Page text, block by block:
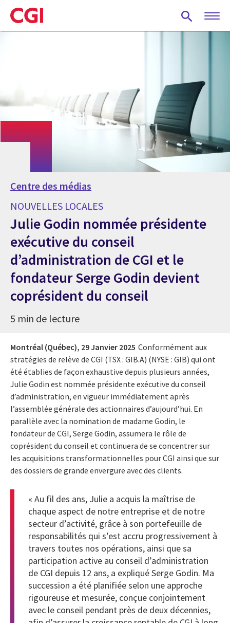
Skip
to
main
Centre des médias
NOUVELLES LOCALES
Julie Godin nommée présidente
exécutive du conseil
d’administration de CGI et le
fondateur Serge Godin devient
coprésident du conseil
5 min de lecture
Montréal (Québec), 29 Janvier 2025 Conformément aux
stratégies de relève de CGI (TSX : GIB.A) (NYSE : GIB) qui ont
été établies de façon exhaustive depuis plusieurs années,
Julie Godin est nommée présidente exécutive du conseil
d’administration, en vigueur immédiatement après
l’assemblée générale des actionnaires d’aujourd’hui. En
parallèle avec la nomination de madame Godin, le
fondateur de CGI, Serge Godin, assumera le rôle de
coprésident du conseil et continuera de se concentrer sur
les acquisitions transformationnelles pour CGI ainsi que sur
des dossiers de grande envergure avec des clients.
« Au fil des ans, Julie a acquis la maîtrise de
chaque aspect de notre entreprise et de notre
secteur d’activité, grâce à son portefeuille de
responsabilités qui s’est accru progressivement à
travers toutes nos opérations, ainsi que sa
participation active au conseil d’administration
de CGI depuis 12 ans, a expliqué Serge Godin. Ma
succession a été planifiée selon une approche
rigoureuse et mesurée, conçue conjointement
avec le conseil pendant près de deux décennies,